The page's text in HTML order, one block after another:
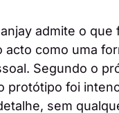
admite o que
acto como uma
Segundo o
protótipo foi
sem